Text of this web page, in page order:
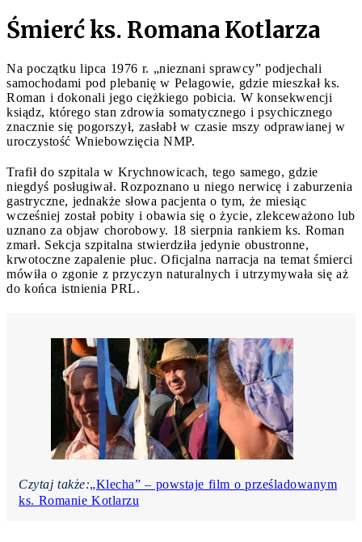
Śmierć ks. Romana Kotlarza
Na początku lipca 1976 r. „nieznani sprawcy” podjechali
samochodami pod plebanię w Pelagowie, gdzie mieszkał ks.
Roman i dokonali jego ciężkiego pobicia. W konsekwencji
ksiądz, którego stan zdrowia somatycznego i psychicznego
znacznie się pogorszył, zasłabł w czasie mszy odprawianej w
uroczystość Wniebowzięcia NMP.
Trafił do szpitala w Krychnowicach, tego samego, gdzie
niegdyś posługiwał. Rozpoznano u niego nerwicę i zaburzenia
gastryczne, jednakże słowa pacjenta o tym, że miesiąc
wcześniej został pobity i obawia się o życie, zlekceważono lub
uznano za objaw chorobowy. 18 sierpnia rankiem ks. Roman
zmarł. Sekcja szpitalna stwierdziła jedynie obustronne,
krwotoczne zapalenie płuc. Oficjalna narracja na temat śmierci
mówiła o zgonie z przyczyn naturalnych i utrzymywała się aż
do końca istnienia PRL.
Czytaj także:„Klecha” – powstaje film o prześladowanym
ks. Romanie Kotlarzu